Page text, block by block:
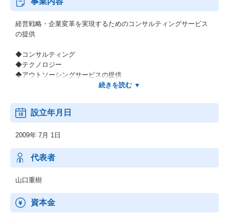
経営戦略・企業変革を実現するためのコンサルティングサービス
の提供
◆コンサルティング
◆テクノロジー
◆アウトソーシングサービスの提供
＊長期にわたってこの国のインフラと数々の日本企業を支えてき
た当社グループの歴史。そして世界有数のグローバルファームで
＊コンサルタントの90％がキャリア人材、事業会社出身者が51％
ということも大きな特徴です。
＊事実、既存顧客における取引の継続率は85％以上。他社様への
ご推奨意向があるとお答えくださるお客様は80％と評価をいただ
いています。
設立年月日
2009年 7月 1日
代表者
山口重樹
資本金